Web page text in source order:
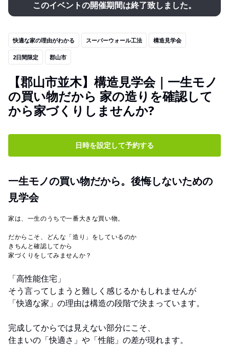
このイベントの開催期間は終了致しました。
快適な家の理由がわかる スーパーウォール工法 構造見学会
2日間限定 郡山市
【郡山市並木】構造見学会｜一生モノ
の買い物だから 家の造りを確認して
から家づくりしませんか?
日時を設定して予約する
一生モノの買い物だから。後悔しないための
見学会
家は、一生のうちで一番大きな買い物。
だからこそ、どんな「造り」をしているのか
きちんと確認してから
家づくりをしてみませんか？
「高性能住宅」
そう言ってしまうと難しく感じるかもしれませんが
「快適な家」の理由は構造の段階で決まっています。
完成してからでは見えない部分にこそ、
住まいの「快適さ」や「性能」の差が現れます。